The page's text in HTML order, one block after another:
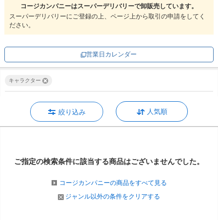
コージカンパニーはスーパーデリバリーで卸販売しています。
スーパーデリバリーにご登録の上、ページ上から取引の申請をしてく
ださい。
営業日カレンダー
キャラクター
絞り込み 人気順
ご指定の検索条件に該当する商品はございませんでした。
コージカンパニーの商品をすべて見る
ジャンル以外の条件をクリアする